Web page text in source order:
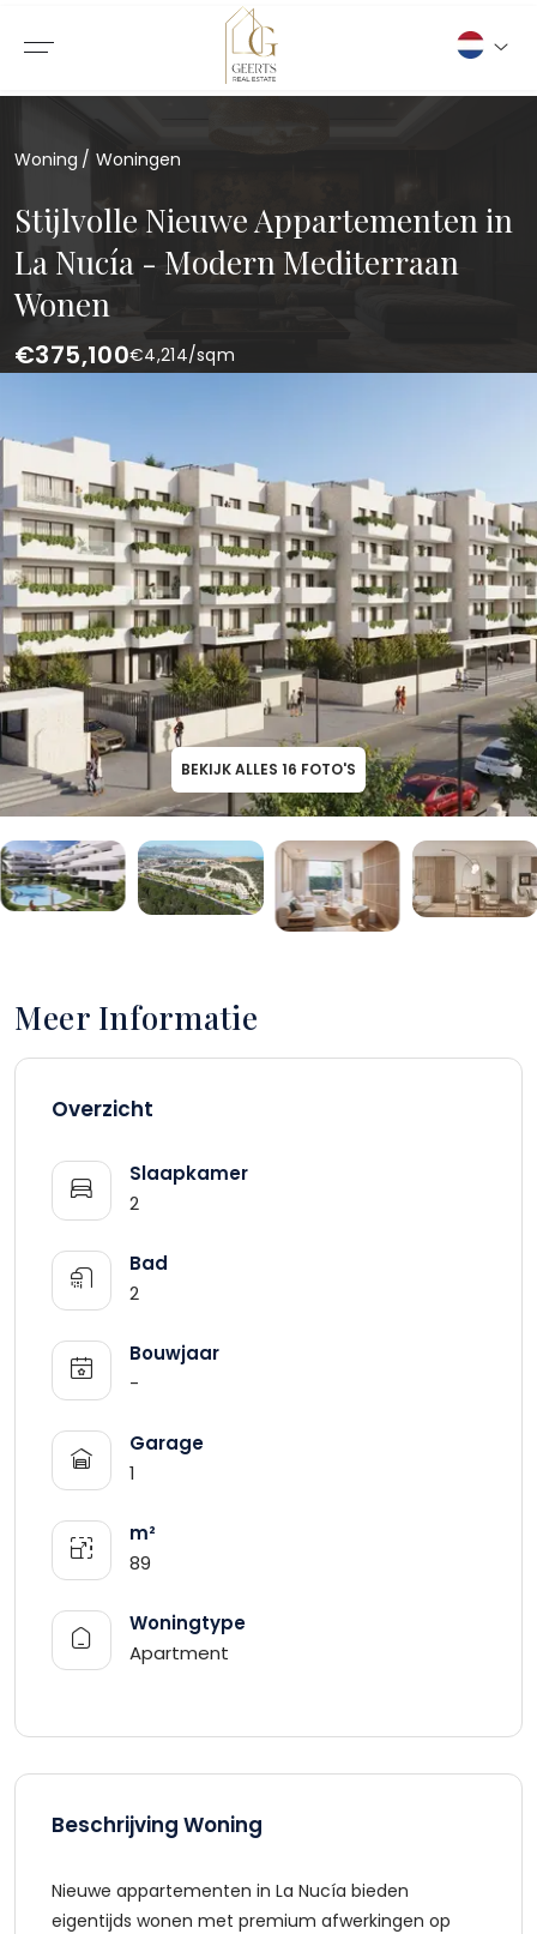
Woning Woningen
Stijlvolle Nieuwe Appartementen in
La Nucía - Modern Mediterraan
Wonen
€375,100€4,214/sqm
BEKIJK ALLES 16 FOTO'S
Meer Informatie
Overzicht
Slaapkamer
2
Bad
2
Bouwjaar
-
Garage
1
m²
89
Woningtype
Apartment
Beschrijving Woning
Nieuwe appartementen in La Nucía bieden
eigentijds wonen met premium afwerkingen op